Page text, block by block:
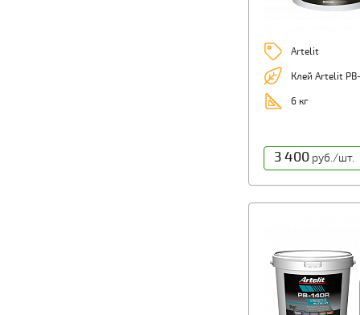
Artelit
Клей Artelit
6 кг
3 400руб./шт.